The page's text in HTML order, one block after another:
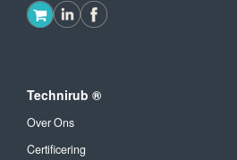
Technirub ®
Over Ons
Certificering